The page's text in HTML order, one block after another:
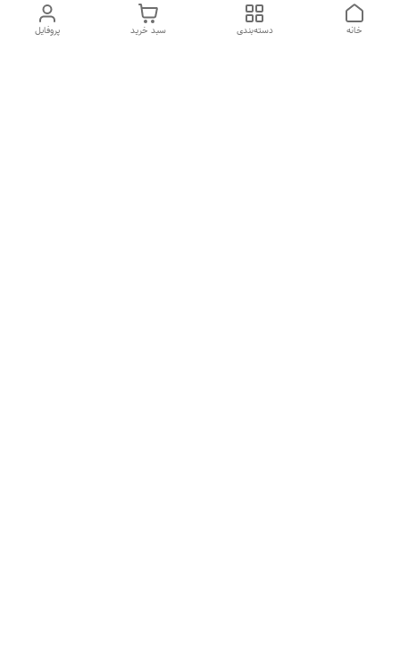
پروفایل سبد خرید دسته‌بندی خانه